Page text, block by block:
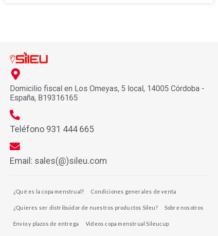
Domicilio fiscal en Los Omeyas, 5 local, 14005 Córdoba -
España, B19316165
Teléfono 931 444 665
Email: sales(@)sileu.com
¿Qué es la copa menstrual? Condiciones generales de venta
¿Quieres ser distribuidor de nuestros productos Sileu? Sobre nosotros
Envío y plazos de entrega Videos copa menstrual Sileucup